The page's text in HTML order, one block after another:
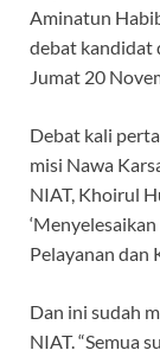
Aminatun
debat kandidat
Jumat 20
Debat kali
misi Nawa
NIAT, Khoirul
Pelayanan dan
Dan ini sudah
NIAT. “Semua